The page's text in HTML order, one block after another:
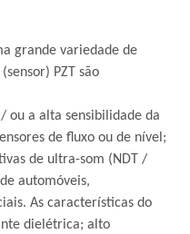
grande variedade de
PZT são
ou a alta sensibilidade da
de fluxo ou de nível;
de ultra-som (NDT /
automóveis,
As características do
dielétrica; alto